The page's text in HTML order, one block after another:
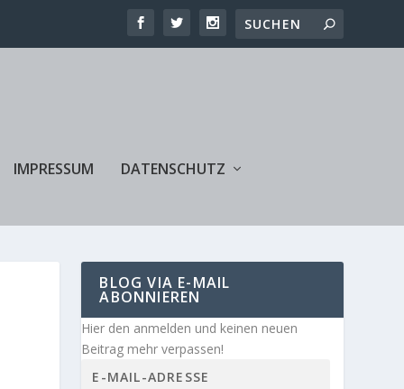
IMPRESSUM DATENSCHUTZ
BLOG VIA E-MAIL
ABONNIEREN
Hier den anmelden und keinen neuen
Beitrag mehr verpassen!